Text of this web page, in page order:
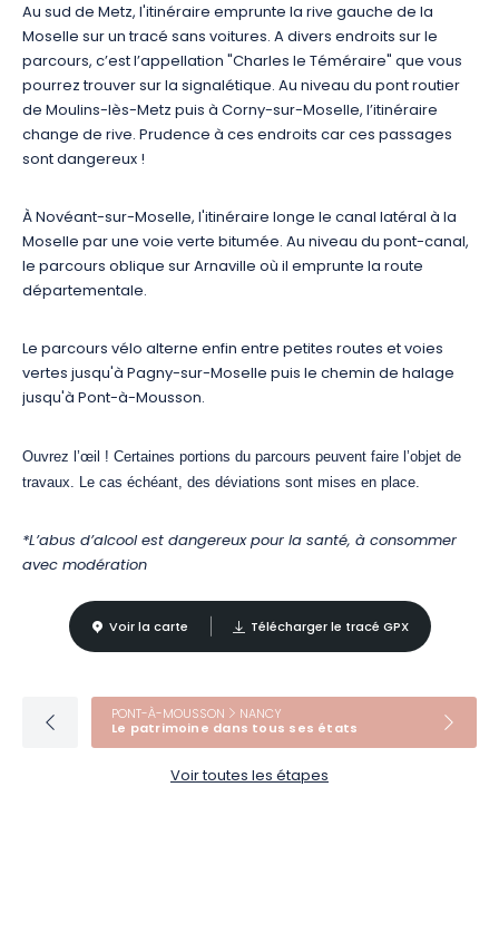
Au sud de Metz, l'itinéraire emprunte la rive gauche de la
Moselle sur un tracé sans voitures. A divers endroits sur le
parcours, c’est l’appellation "Charles le Téméraire" que vous
pourrez trouver sur la signalétique. Au niveau du pont routier
de Moulins-lès-Metz puis à Corny-sur-Moselle, l’itinéraire
change de rive. Prudence à ces endroits car ces passages
sont dangereux !
À Novéant-sur-Moselle, l'itinéraire longe le canal latéral à la
Moselle par une voie verte bitumée. Au niveau du pont-canal,
le parcours oblique sur Arnaville où il emprunte la route
départementale.
Le parcours vélo alterne enfin entre petites routes et voies
vertes jusqu'à Pagny-sur-Moselle puis le chemin de halage
jusqu'à Pont-à-Mousson.
Ouvrez l’œil ! Certaines portions du parcours peuvent faire l’objet de
travaux. Le cas échéant, des déviations sont mises en place.
*L’abus d’alcool est dangereux pour la santé, à consommer
avec modération
Voir la carte Télécharger le tracé GPX
PONT-À-MOUSSON NANCY
Le patrimoine dans tous ses états
Voir toutes les étapes